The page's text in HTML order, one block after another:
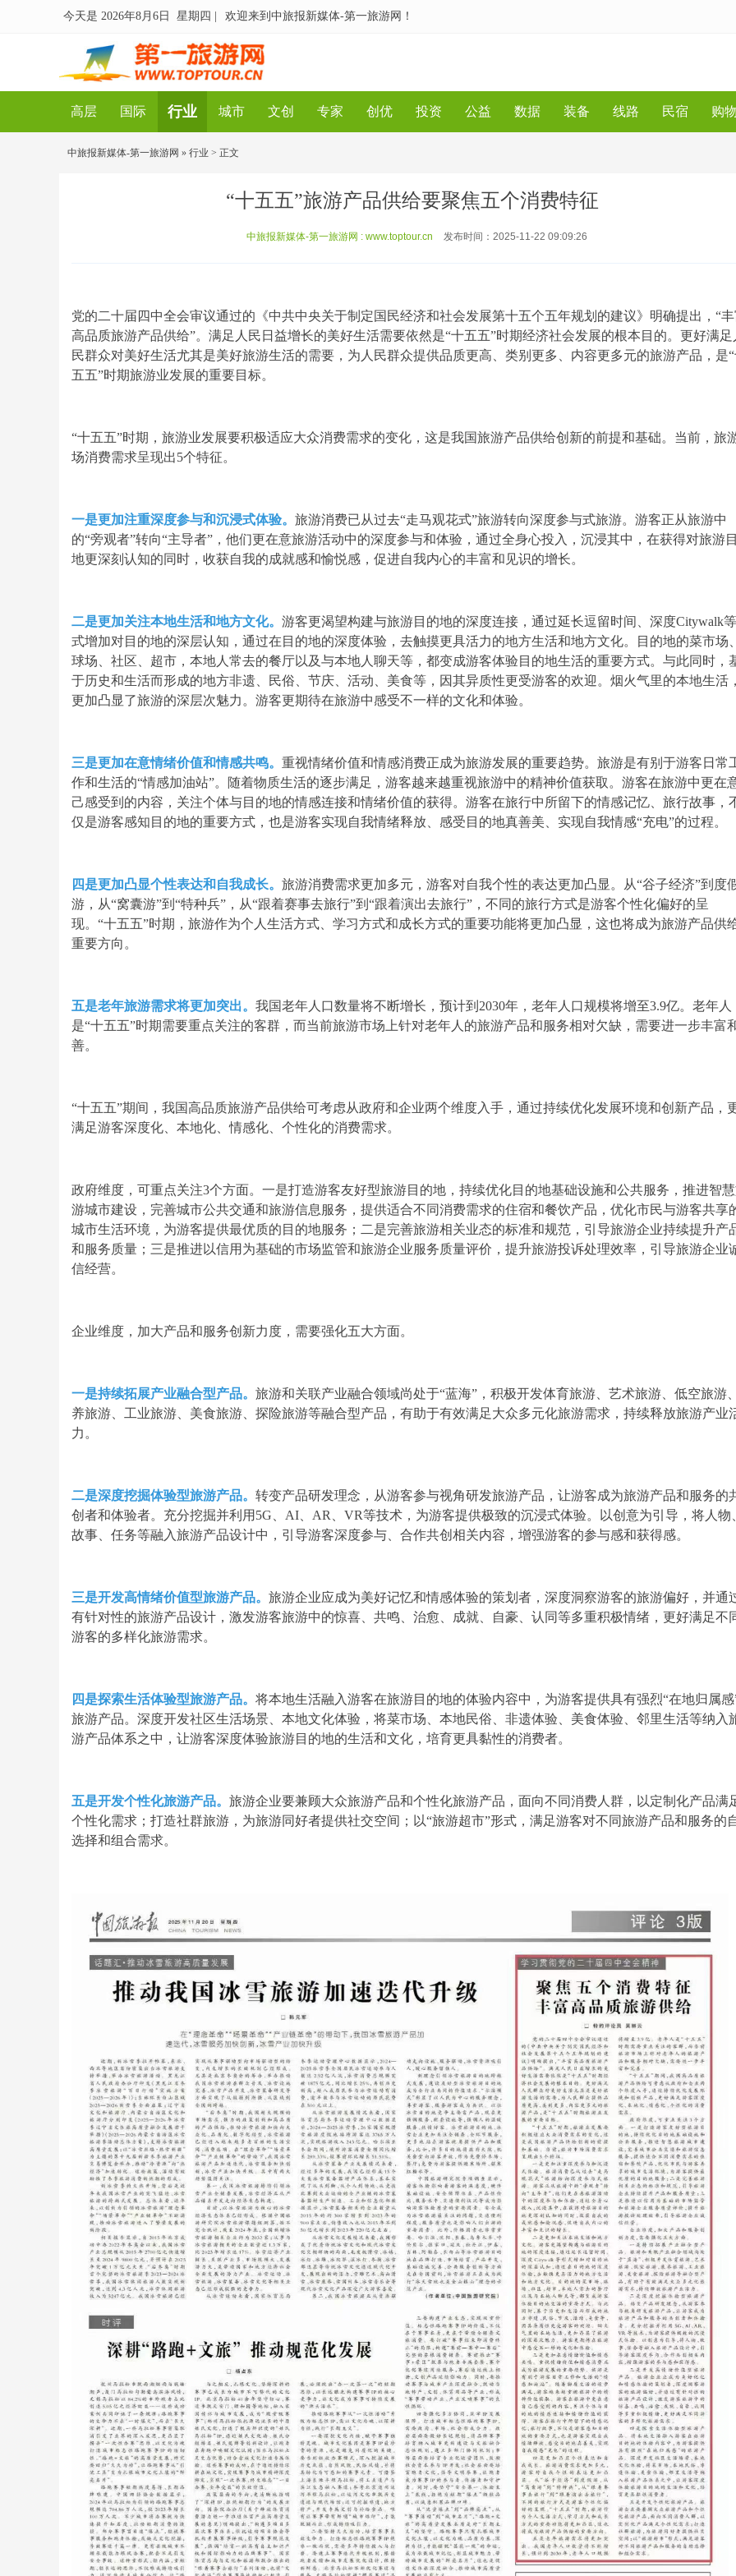
今天是 2026年8月6日 星期四 欢迎来到中旅报新媒体-第一旅游网！
高层 国际 行业 城市 文创 专家 创优 投资 公益 数据 装备 线路 民宿 购物
中旅报新媒体-第一旅游网 » 行业 > 正文
“十五五”旅游产品供给要聚焦五个消费特征
中旅报新媒体-第一旅游网 : www.toptour.cn 发布时间：2025-11-22 09:09:26
党的二十届四中全会审议通过的《中共中央关于制定国民经济和社会发展第十五个五年规划的建议》明确提出，“丰
高品质旅游产品供给”。满足人民日益增长的美好生活需要依然是“十五五”时期经济社会发展的根本目的。更好满足
民群众对美好生活尤其是美好旅游生活的需要，为人民群众提供品质更高、类别更多、内容更多元的旅游产品，是
五五”时期旅游业发展的重要目标。
“十五五”时期，旅游业发展要积极适应大众消费需求的变化，这是我国旅游产品供给创新的前提和基础。当前，旅
场消费需求呈现出5个特征。
一是更加注重深度参与和沉浸式体验。 旅游消费已从过去“走马观花式”旅游转向深度参与式旅游。游客正从旅游中
的“旁观者”转向“主导者”，他们更在意旅游活动中的深度参与和体验，通过全身心投入，沉浸其中，在获得对旅游
地更深刻认知的同时，收获自我的成就感和愉悦感，促进自我内心的丰富和见识的增长。
二是更加关注本地生活和地方文化。 游客更渴望构建与旅游目的地的深度连接，通过延长逗留时间、深度Citywalk
式增加对目的地的深层认知，通过在目的地的深度体验，去触摸更具活力的地方生活和地方文化。目的地的菜市场、
球场、社区、超市，本地人常去的餐厅以及与本地人聊天等，都变成游客体验目的地生活的重要方式。与此同时，
于历史和生活而形成的地方非遗、民俗、节庆、活动、美食等，因其异质性更受游客的欢迎。烟火气里的本地生活，
更加凸显了旅游的深层次魅力。游客更期待在旅游中感受不一样的文化和体验。
三是更加在意情绪价值和情感共鸣。 重视情绪价值和情感消费正成为旅游发展的重要趋势。旅游是有别于游客日常
作和生活的“情感加油站”。随着物质生活的逐步满足，游客越来越重视旅游中的精神价值获取。游客在旅游中更在
己感受到的内容，关注个体与目的地的情感连接和情绪价值的获得。游客在旅行中所留下的情感记忆、旅行故事，
仅是游客感知目的地的重要方式，也是游客实现自我情绪释放、感受目的地真善美、实现自我情感“充电”的过程。
四是更加凸显个性表达和自我成长。 旅游消费需求更加多元，游客对自我个性的表达更加凸显。从“谷子经济”到度
游，从“窝囊游”到“特种兵”，从“跟着赛事去旅行”到“跟着演出去旅行”，不同的旅行方式是游客个性化偏好的呈
现。“十五五”时期，旅游作为个人生活方式、学习方式和成长方式的重要功能将更加凸显，这也将成为旅游产品供
重要方向。
五是老年旅游需求将更加突出。 我国老年人口数量将不断增长，预计到2030年，老年人口规模将增至3.9亿。老年人
是“十五五”时期需要重点关注的客群，而当前旅游市场上针对老年人的旅游产品和服务相对欠缺，需要进一步丰富
善。
“十五五”期间，我国高品质旅游产品供给可考虑从政府和企业两个维度入手，通过持续优化发展环境和创新产品，
满足游客深度化、本地化、情感化、个性化的消费需求。
政府维度，可重点关注3个方面。一是打造游客友好型旅游目的地，持续优化目的地基础设施和公共服务，推进智
游城市建设，完善城市公共交通和旅游信息服务，提供适合不同消费需求的住宿和餐饮产品，优化市民与游客共享
城市生活环境，为游客提供最优质的目的地服务；二是完善旅游相关业态的标准和规范，引导旅游企业持续提升产
和服务质量；三是推进以信用为基础的市场监管和旅游企业服务质量评价，提升旅游投诉处理效率，引导旅游企业
信经营。
企业维度，加大产品和服务创新力度，需要强化五大方面。
一是持续拓展产业融合型产品。 旅游和关联产业融合领域尚处于“蓝海”，积极开发体育旅游、艺术旅游、低空旅游
养旅游、工业旅游、美食旅游、探险旅游等融合型产品，有助于有效满足大众多元化旅游需求，持续释放旅游产业
力。
二是深度挖掘体验型旅游产品。 转变产品研发理念，从游客参与视角研发旅游产品，让游客成为旅游产品和服务的
创者和体验者。充分挖掘并利用5G、AI、AR、VR等技术，为游客提供极致的沉浸式体验。以创意为引导，将人物
故事、任务等融入旅游产品设计中，引导游客深度参与、合作共创相关内容，增强游客的参与感和获得感。
三是开发高情绪价值型旅游产品。 旅游企业应成为美好记忆和情感体验的策划者，深度洞察游客的旅游偏好，并通
有针对性的旅游产品设计，激发游客旅游中的惊喜、共鸣、治愈、成就、自豪、认同等多重积极情绪，更好满足不
游客的多样化旅游需求。
四是探索生活体验型旅游产品。 将本地生活融入游客在旅游目的地的体验内容中，为游客提供具有强烈“在地归属感
旅游产品。深度开发社区生活场景、本地文化体验，将菜市场、本地民俗、非遗体验、美食体验、邻里生活等纳入
游产品体系之中，让游客深度体验旅游目的地的生活和文化，培育更具黏性的消费者。
五是开发个性化旅游产品。 旅游企业要兼顾大众旅游产品和个性化旅游产品，面向不同消费人群，以定制化产品满
个性化需求；打造社群旅游，为旅游同好者提供社交空间；以“旅游超市”形式，满足游客对不同旅游产品和服务的
选择和组合需求。